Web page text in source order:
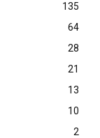
135
64
28
21
13
10
2